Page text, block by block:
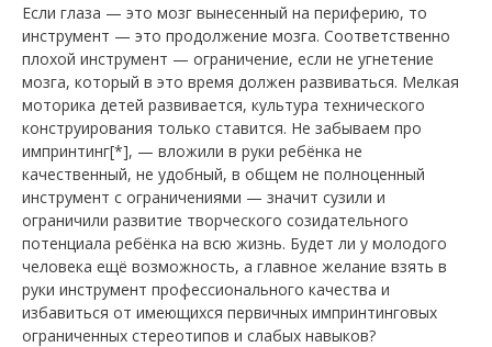
Если глаза — это мозг вынесенный на периферию, то
инструмент — это продолжение мозга. Соответственно
плохой инструмент — ограничение, если не угнетение
мозга, который в это время должен развиваться. Мелкая
моторика детей развивается, культура технического
конструирования только ставится. Не забываем про
импринтинг[*], — вложили в руки ребёнка не
качественный, не удобный, в общем не полноценный
инструмент с ограничениями — значит сузили и
ограничили развитие творческого созидательного
потенциала ребёнка на всю жизнь. Будет ли у молодого
человека ещё возможность, а главное желание взять в
руки инструмент профессионального качества и
избавиться от имеющихся первичных импринтинговых
ограниченных стереотипов и слабых навыков?